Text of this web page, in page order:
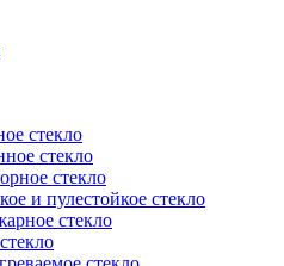
стекло
стекло
стекло
и пулестойкое стекло
стекло